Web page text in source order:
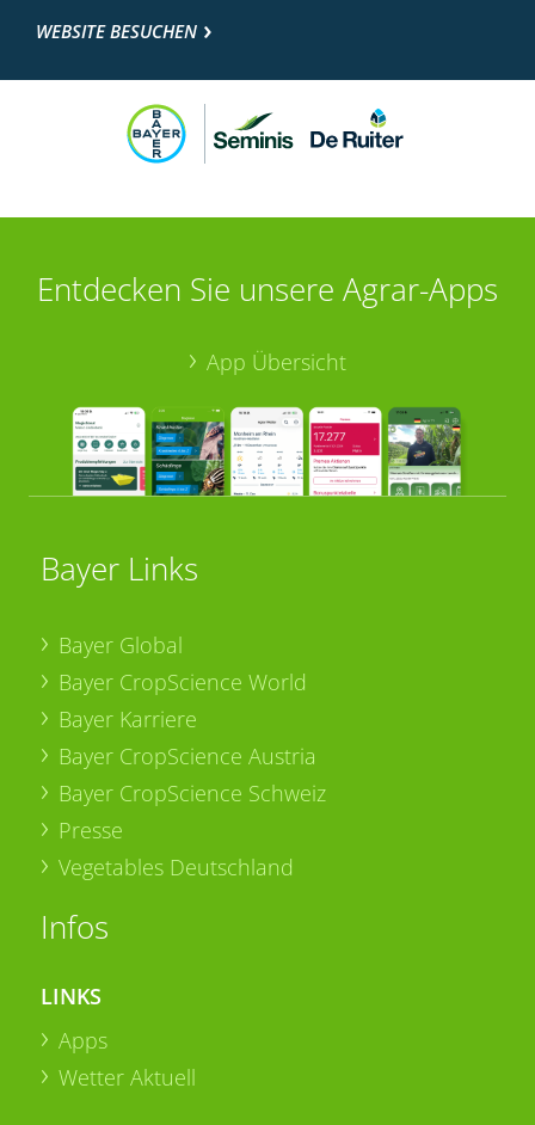
WEBSITE BESUCHEN
Entdecken Sie unsere Agrar-Apps
App Übersicht
Bayer Links
Bayer Global
Bayer CropScience World
Bayer Karriere
Bayer CropScience Austria
Bayer CropScience Schweiz
Presse
Vegetables Deutschland
Infos
LINKS
Apps
Wetter Aktuell